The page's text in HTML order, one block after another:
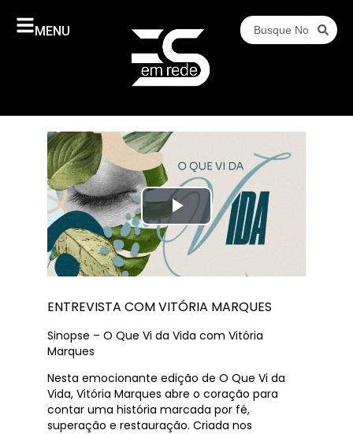
MENU
Play
Video
ENTREVISTA COM VITÓRIA MARQUES
Sinopse – O Que Vi da Vida com Vitória
Marques
Nesta emocionante edição de O Que Vi da
Vida, Vitória Marques abre o coração para
contar uma história marcada por fé,
superação e restauração. Criada nos